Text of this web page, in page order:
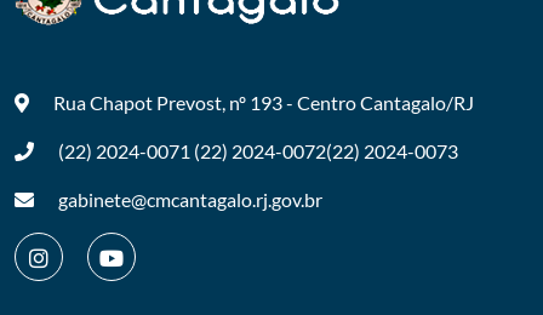
Rua Chapot Prevost, nº 193 - CentroCantagalo/RJ
(22) 2024-0071 (22) 2024-0072(22) 2024-0073
gabinete@cmcantagalo.rj.gov.br